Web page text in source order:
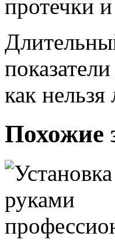
протечки
как
Похожие